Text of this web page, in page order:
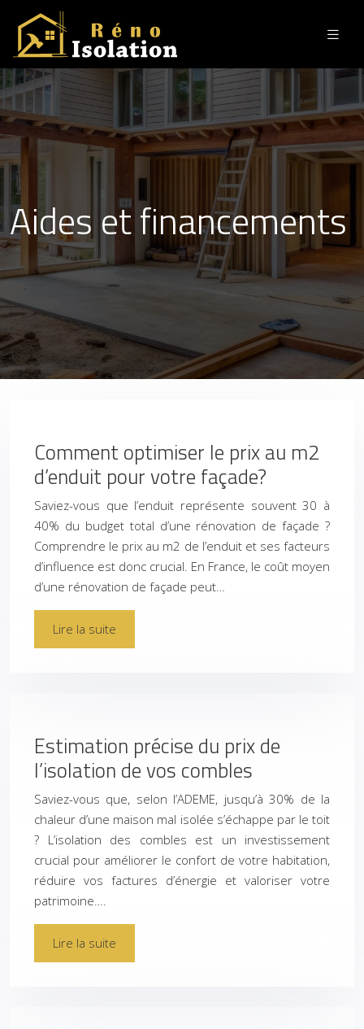
Aides et financements
Comment optimiser le prix au m2
d’enduit pour votre façade?
Saviez-vous que l’enduit représente souvent 30 à
40% du budget total d’une rénovation de façade ?
Comprendre le prix au m2 de l’enduit et ses facteurs
d’influence est donc crucial. En France, le coût moyen
d’une rénovation de façade peut…
Lire la suite
Estimation précise du prix de
l’isolation de vos combles
Saviez-vous que, selon l’ADEME, jusqu’à 30% de la
chaleur d’une maison mal isolée s’échappe par le toit
? L’isolation des combles est un investissement
crucial pour améliorer le confort de votre habitation,
réduire vos factures d’énergie et valoriser votre
patrimoine….
Lire la suite